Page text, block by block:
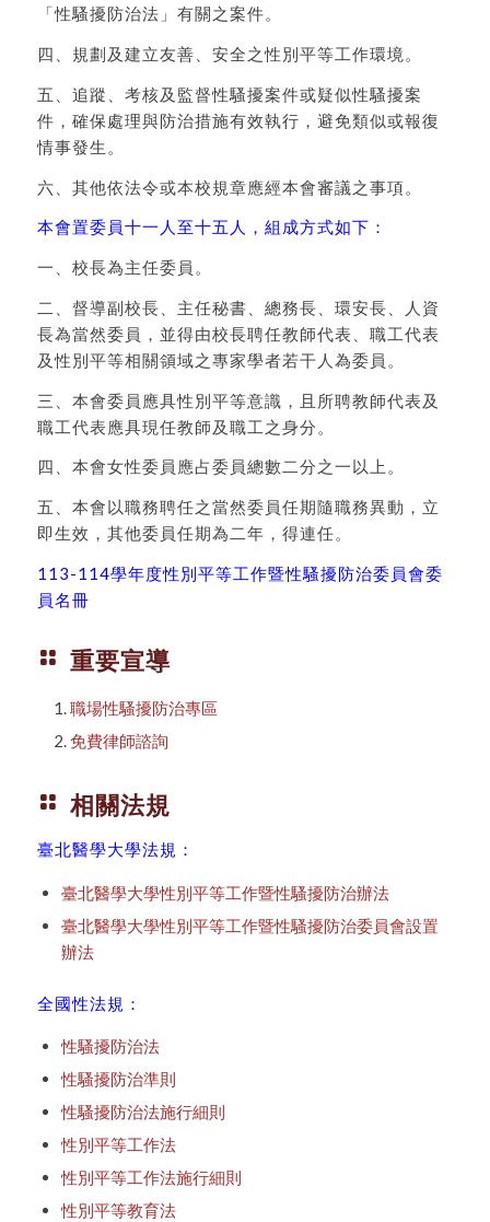
「性騷擾防治法」有關之案件。
四、規劃及建立友善、安全之性別平等工作環境。
五、追蹤、考核及監督性騷擾案件或疑似性騷擾案
件，確保處理與防治措施有效執行，避免類似或報復
情事發生。
六、其他依法令或本校規章應經本會審議之事項。
本會置委員十一人至十五人，組成方式如下：
一、校長為主任委員。
二、督導副校長、主任秘書、總務長、環安長、人資
長為當然委員，並得由校長聘任教師代表、職工代表
及性別平等相關領域之專家學者若干人為委員。
三、本會委員應具性別平等意識，且所聘教師代表及
職工代表應具現任教師及職工之身分。
四、本會女性委員應占委員總數二分之一以上。
五、本會以職務聘任之當然委員任期隨職務異動，立
即生效，其他委員任期為二年，得連任。
113-114學年度性別平等工作暨性騷擾防治委員會委
員名冊
重要宣導
職場性騷擾防治專區
免費律師諮詢
相關法規
臺北醫學大學法規：
臺北醫學大學性別平等工作暨性騷擾防治辦法
臺北醫學大學性別平等工作暨性騷擾防治委員會設置
辦法
全國性法規：
性騷擾防治法
性騷擾防治準則
性騷擾防治法施行細則
性別平等工作法
性別平等工作法施行細則
性別平等教育法